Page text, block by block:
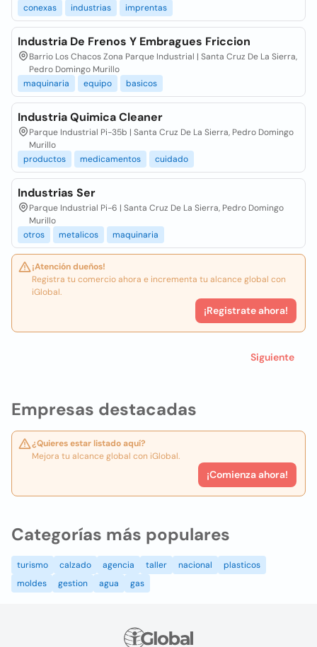
Empresas destacadas
¿Quieres estar listado aquí?
Mejora tu alcance global con iGlobal.
¡Comienza ahora!
conexas
industrias imprentas
Industria De Frenos Y Embragues Friccion
Barrio Los Chacos Zona Parque Industrial | Santa Cruz De La Sierra,
Pedro Domingo Murillo
maquinaria
equipo basicos
Industria Quimica Cleaner
Parque Industrial Pi-35b | Santa Cruz De La Sierra, Pedro Domingo
Murillo
productos
medicamentos cuidado
Industrias Ser
Parque Industrial Pi-6 | Santa Cruz De La Sierra, Pedro Domingo
Murillo
otros
metalicos maquinaria
¡Atención dueños!
Registra tu comercio ahora e incrementa tu alcance global con
iGlobal.
¡Registrate ahora!
Siguiente
Categorías más populares
turismo calzado agencia taller nacional
plasticos
moldes
gestion agua gas